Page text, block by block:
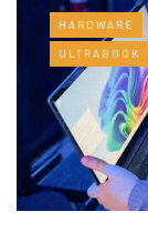
HARDWARE
ULTRABOOK